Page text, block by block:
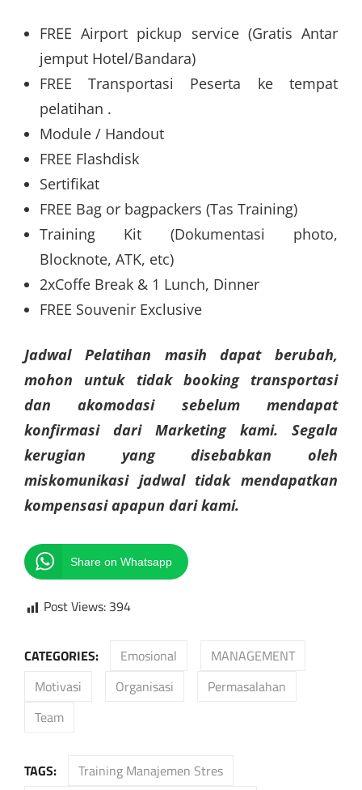
FREE Airport pickup service (Gratis Antar
jemput Hotel/Bandara)
FREE Transportasi Peserta ke tempat
pelatihan .
Module / Handout
FREE Flashdisk
Sertifikat
FREE Bag or bagpackers (Tas Training)
Training Kit (Dokumentasi photo,
Blocknote, ATK, etc)
2xCoffe Break & 1 Lunch, Dinner
FREE Souvenir Exclusive
Jadwal Pelatihan masih dapat berubah,
mohon untuk tidak booking transportasi
dan akomodasi sebelum mendapat
konfirmasi dari Marketing kami. Segala
kerugian yang disebabkan oleh
miskomunikasi jadwal tidak mendapatkan
kompensasi apapun dari kami.
Share on Whatsapp
Post Views: 394
CATEGORIES: Emosional
MANAGEMENT
Motivasi
Organisasi
Permasalahan
Team
TAGS:
Training Manajemen Stres